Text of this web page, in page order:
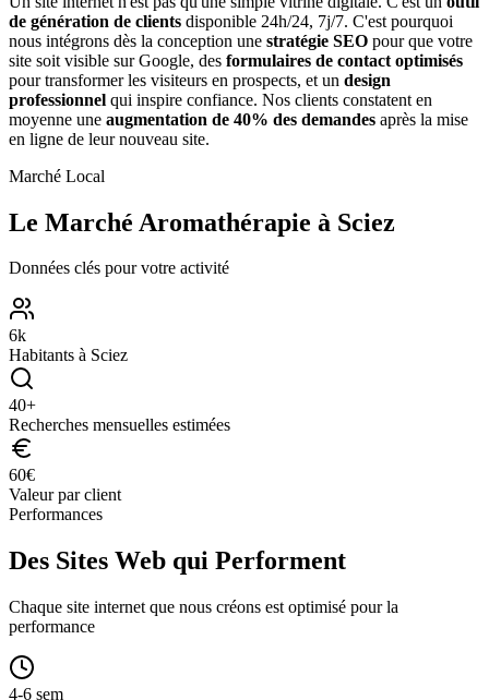
de génération de clients disponible 24h/24, 7j/7. C'est pourquoi
nous intégrons dès la conception une stratégie SEO pour que votre
site soit visible sur Google, des formulaires de contact optimisés
pour transformer les visiteurs en prospects, et un design
professionnel qui inspire confiance. Nos clients constatent en
moyenne une augmentation de 40% des demandes après la mise
en ligne de leur nouveau site.
Marché Local
Le Marché Aromathérapie à Sciez
Données clés pour votre activité
6k
Habitants à Sciez
40+
Recherches mensuelles estimées
60€
Valeur par client
Performances
Des Sites Web qui Performent
Chaque site internet que nous créons est optimisé pour la
performance
4-6 sem